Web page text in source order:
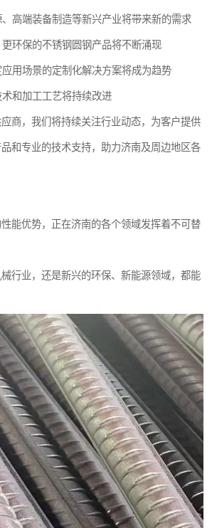
高端装备制造等新兴产业将带来新的需求
环保的不锈钢圆钢产品将不断涌现
用场景的定制化解决方案将成为趋势
和加工工艺将持续改进
商，我们将持续关注行业动态，为客户提供
和专业的技术支持，助力济南及周边地区各
能优势，正在济南的各个领域发挥着不可替
行业，还是新兴的环保、新能源领域，都能